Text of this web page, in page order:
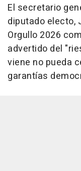
El secretario
diputado electo,
Orgullo 2026
advertido del
viene no pueda
garantías